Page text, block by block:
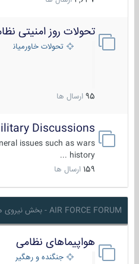
تحولات روز امنیتی
تحولات خاورمیانه
95 ارسال ها
Discussions
issues such as wars
history ...
159 ارسال ها
AIR FORCE FORUM - بخش نیروی هوایی
هواپیماهای نظامی
جنگنده و رهگیر